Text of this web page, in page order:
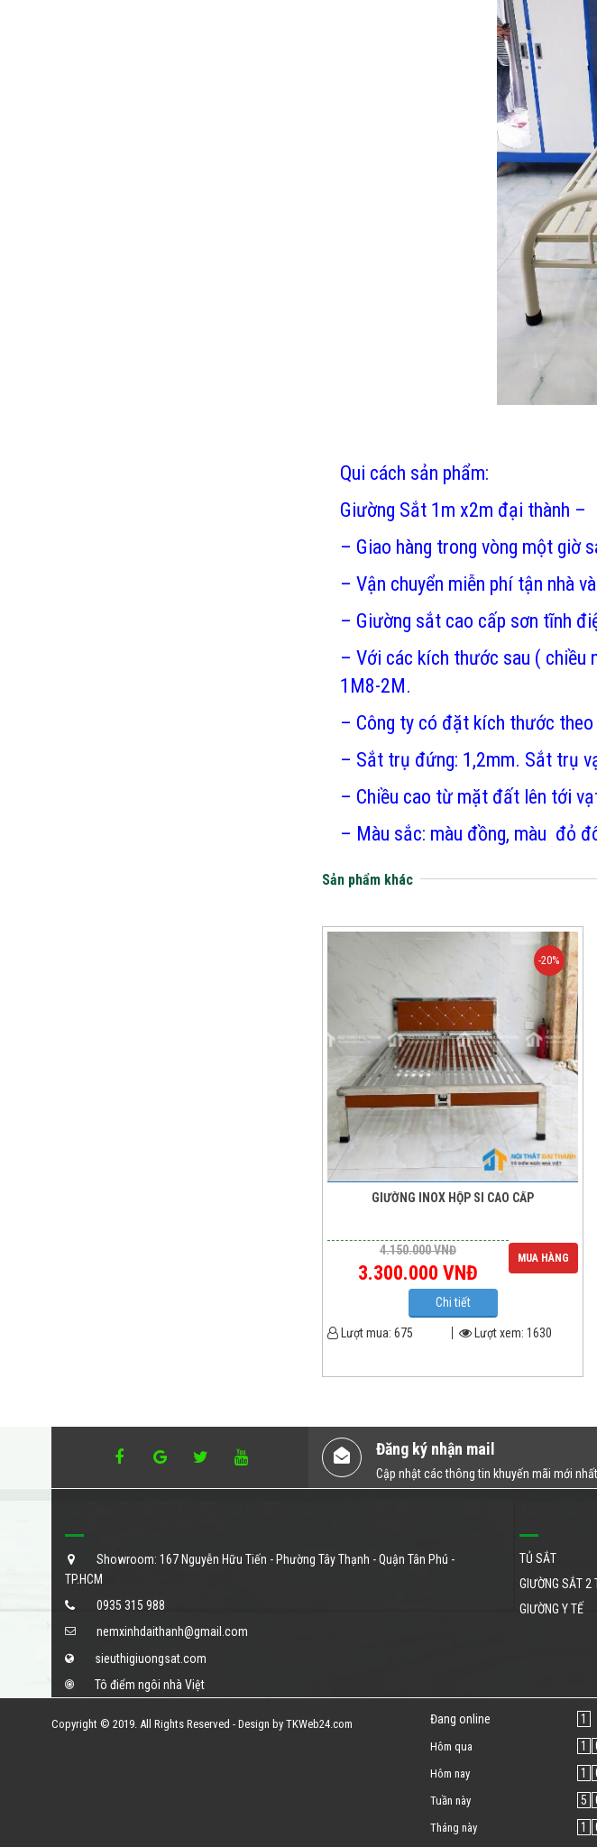
Qui cách sản phẩm:
Giường Sắt 1m x2m đại thành –
– Giao hàng trong vòng một giờ
– Vận chuyển miễn phí tận nhà
– Giường sắt cao cấp sơn tĩnh
– Với các kích thước sau ( chiều
1M8-2M.
– Công ty có đặt kích thước theo
– Sắt trụ đứng: 1,2mm. Sắt trụ
– Chiều cao từ mặt đất lên tới
– Màu sắc: màu đồng, màu đỏ
Sản phẩm khác
-20%
GIƯỜNG INOX HỘP SI CAO CẤP
4.150.000VNĐ
3.300.000 VNĐ
MUA HÀNG
Chi tiết
Lượt mua: 675 Lượt xem: 1630
Đăng ký nhận mail
Cập nhật các thông tin khuyến mãi mới nhất
Showroom: 167 Nguyễn Hữu Tiến - Phường Tây Thạnh - Quận Tân Phú -
TP.HCM
0935 315 988
nemxinhdaithanh@gmail.com
sieuthigiuongsat.com
Tô điểm ngôi nhà Việt
TỦ SẮT
GIƯỜNG SẮT 2
GIƯỜNG Y TẾ
Copyright © 2019. All Rights Reserved - Design by TKWeb24.com Đang online 1
Hôm qua 1
Hôm nay 1
Tuần này 5
Tháng này 1